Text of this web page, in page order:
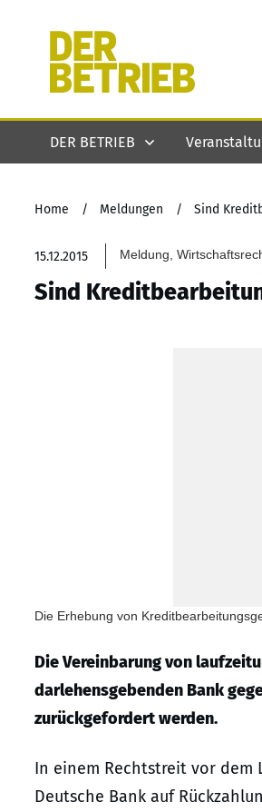
DER BETRIEB
Home / Meldungen / Sind
15.12.2015 Meldung,
Sind
Die Erhebung von
Die Vereinbarung von
darlehensgebenden Bank
zurückgefordert werden.
In einem Rechtstreit vor dem
Deutsche Bank auf